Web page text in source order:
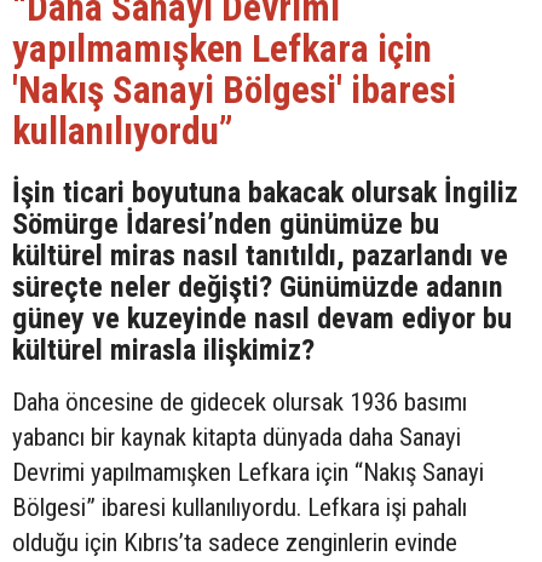
yapılmamışken Lefkara için
'Nakış Sanayi Bölgesi' ibaresi
kullanılıyordu”
İşin ticari boyutuna bakacak olursak İngiliz
Sömürge İdaresi’nden günümüze bu
kültürel miras nasıl tanıtıldı, pazarlandı ve
süreçte neler değişti? Günümüzde adanın
güney ve kuzeyinde nasıl devam ediyor bu
kültürel mirasla ilişkimiz?
Daha öncesine de gidecek olursak 1936 basımı
yabancı bir kaynak kitapta dünyada daha Sanayi
Devrimi yapılmamışken Lefkara için “Nakış Sanayi
Bölgesi” ibaresi kullanılıyordu. Lefkara işi pahalı
olduğu için Kıbrıs’ta sadece zenginlerin evinde